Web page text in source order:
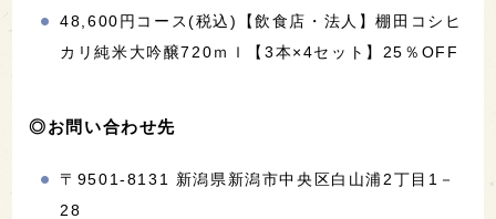
48,600円コース(税込)【飲食店・法人】棚田コシヒ
カリ純米大吟醸720ｍｌ【3本×4セット】25％OFF
◎お問い合わせ先
〒9501-8131 新潟県新潟市中央区白山浦2丁目1－
28